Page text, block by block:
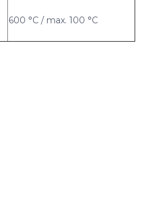
600 °C / max. 100 °C